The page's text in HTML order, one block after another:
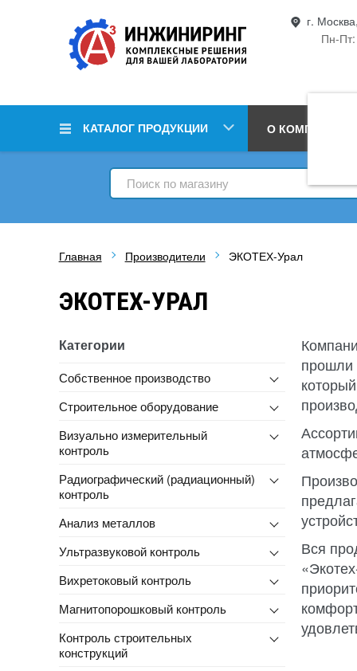
г.
Пн-
КАТАЛОГ ПРОДУКЦИИ О КОМПАНИИ
Главная Производители ЭКОТЕХ-Урал
ЭКОТЕХ-УРАЛ
Категории
Собственное производство
Строительное оборудование
Визуально измерительный
контроль
Радиографический (радиационный)
контроль
Анализ металлов
Ультразвуковой контроль
Вихретоковый контроль
Магнитопорошковый контроль
Контроль строительных
конструкций
прошли
Вся